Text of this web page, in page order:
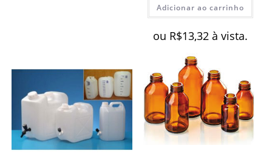
Adicionar ao carrinho
ou R$13,32 à vista.